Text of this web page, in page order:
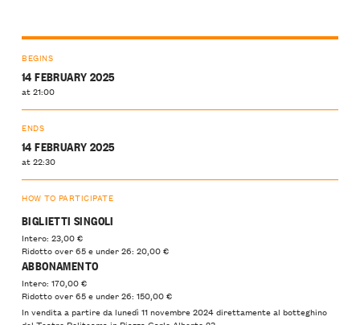
BEGINS
14 FEBRUARY 2025
at 21:00
ENDS
14 FEBRUARY 2025
at 22:30
HOW TO PARTICIPATE
BIGLIETTI SINGOLI
Intero: 23,00 €
Ridotto over 65 e under 26: 20,00 €
ABBONAMENTO
Intero: 170,00 €
Ridotto over 65 e under 26: 150,00 €
In vendita a partire da lunedì 11 novembre 2024 direttamente al botteghino